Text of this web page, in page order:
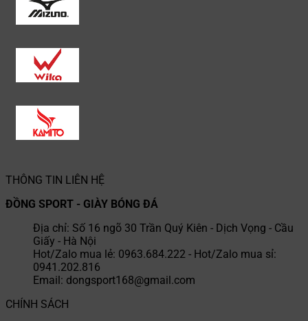
THÔNG TIN LIÊN HỆ
ĐỒNG SPORT - GIÀY BÓNG ĐÁ
Địa chỉ: Số 16 ngõ 30 Trần Quý Kiên - Dịch Vọng - Cầu
Giấy - Hà Nội
Hot/Zalo mua lẻ: 0963.684.222 - Hot/Zalo mua sỉ:
0941.202.816
Email: dongsport168@gmail.com
CHÍNH SÁCH